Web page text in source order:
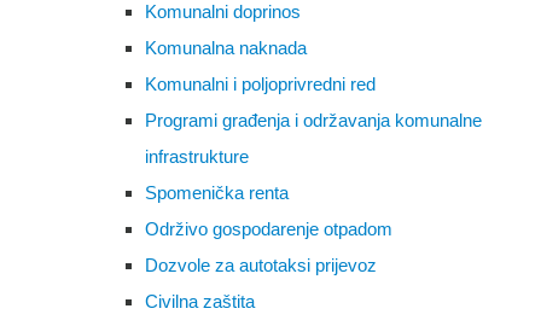
Komunalni doprinos
Komunalna naknada
Komunalni i poljoprivredni red
Programi građenja i održavanja komunalne
infrastrukture
Spomenička renta
Održivo gospodarenje otpadom
Dozvole za autotaksi prijevoz
Civilna zaštita